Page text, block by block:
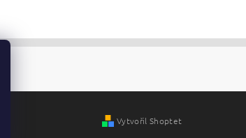
Vytvořil Shoptet